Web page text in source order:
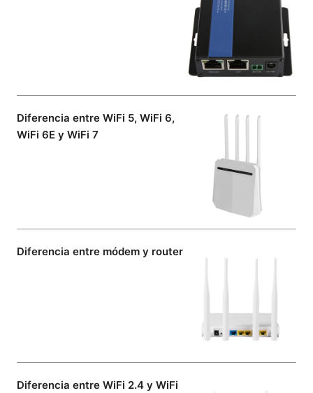
Diferencia entre WiFi 5, WiFi 6,
WiFi 6E y WiFi 7
Diferencia entre módem y router
Diferencia entre WiFi 2.4 y WiFi